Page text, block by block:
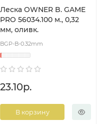
Леска OWNER B. GAME
PRO 56034.100 м., 0,32
мм, оливк.
BGP-B-0.32mm
23.10р.
В корзину